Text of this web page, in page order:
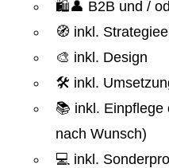
🛍️👤 B2B und /
🧭 inkl.
🎨 inkl. Design
🛠️ inkl.
📚 inkl. Einpflege
nach Wunsch)
💻 inkl.